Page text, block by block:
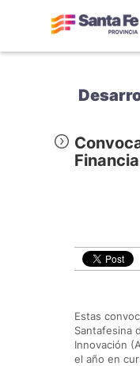
Estas
Santafesina
Innovación
el año en